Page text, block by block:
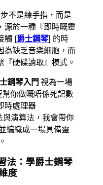
不是練手指，而是
源於一種『即時嘅靈
觸 [爵士鋼琴] 的時
為缺乏音樂細胞，而
硬碟讀取』模式。
鋼琴入門 視為一場
幫你做嘅唔係死記數
時處理器
演算法，我會帶你
編織成一場具備靈
。
法：學爵士鋼琴
度